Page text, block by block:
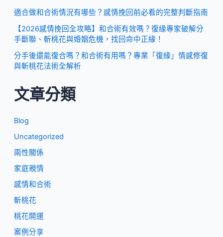
適合做和合術情況有哪些？感情挽回前必看的完整判斷指南
【2026感情挽回全攻略】和合術有效嗎？復緣專家破解分
手斷聯、斬桃花與婚姻危機，找回命中正緣！
分手後還能復合嗎？和合術有用嗎？專業「復緣」情感修復
與斬桃花法術全解析
文章分類
Blog
Uncategorized
兩性關係
家庭親情
感情和合術
斬桃花
桃花開運
案例分享